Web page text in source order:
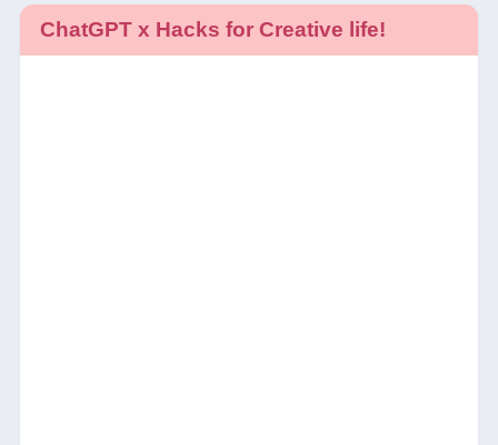
ChatGPT x Hacks for Creative life!